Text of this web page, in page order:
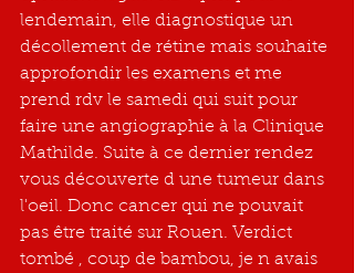
lendemain, elle diagnostique un
décollement de rétine mais souhaite
approfondir les examens et me
prend rdv le samedi qui suit pour
faire une angiographie à la Clinique
Mathilde. Suite à ce dernier rendez
vous découverte d une tumeur dans
l'oeil. Donc cancer qui ne pouvait
pas être traité sur Rouen. Verdict
tombé , coup de bambou, je n avais